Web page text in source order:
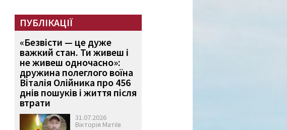
ПУБЛІКАЦІЇ
«Безвісти — це дуже
важкий стан. Ти живеш і
не живеш одночасно»:
дружина полеглого воїна
Віталія Олійника про 456
днів пошуків і життя після
втрати
31.07.2026
Вікторія Матіїв